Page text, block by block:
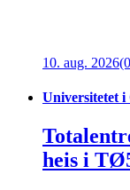
10. aug. 2026
Universitetet i
heis i